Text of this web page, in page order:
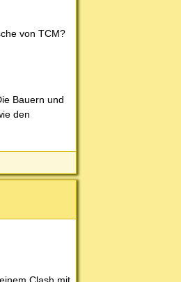
von TCM?
Bauern und
den